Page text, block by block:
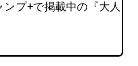
プ+で掲載中の『大人